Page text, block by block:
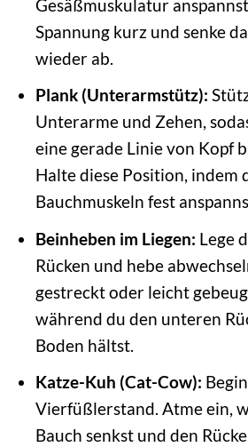
Gesäßmuskulatur
Spannung kurz und senke
wieder ab.
Plank (Unterarmstütz):
Unterarme und Zehen,
eine gerade Linie von Kopf
Halte diese Position, indem
Bauchmuskeln fest
Beinheben im Liegen: Lege
Rücken und hebe
gestreckt oder leicht
während du den unteren
Boden hältst.
Katze-Kuh (Cat-Cow):
Vierfüßlerstand. Atme ein,
Bauch senkst und den